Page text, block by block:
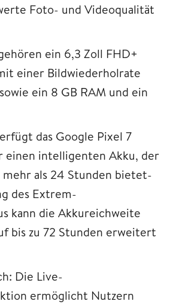
Foto- und Videoqualität
ein 6,3 Zoll FHD+
einer Bildwiederholrate
ein 8 GB RAM und ein
das Google Pixel 7
einen intelligenten Akku, der
als 24 Stunden bietet-
des Extrem-
kann die Akkureichweite
bis zu 72 Stunden erweitert
Die Live-
ermöglicht Nutzern